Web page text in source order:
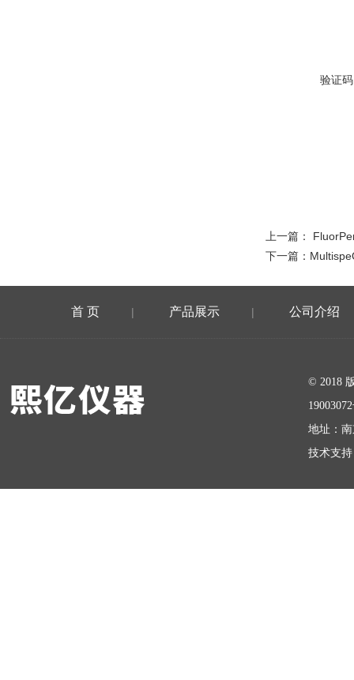
验证
上一篇：
下一篇：
首 页 | 产品展示 | 公司介绍
© 2018
地址：
技术支